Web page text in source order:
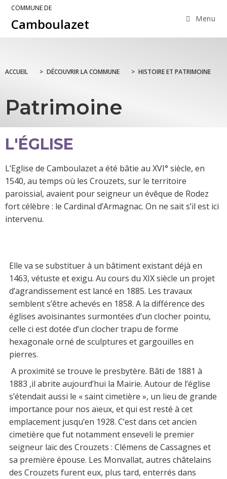
COMMUNE DE
Camboulazet Menu
ACCUEIL > DÉCOUVRIR LA COMMUNE > HISTOIRE ET PATRIMOINE
Patrimoine
L'ÉGLISE
L’Eglise de Camboulazet a été bâtie au XVI° siècle, en
1540, au temps où les Crouzets, sur le territoire
paroissial, avaient pour seigneur un évêque de Rodez
fort célèbre : le Cardinal d’Armagnac. On ne sait s’il est ici
intervenu.
Elle va se substituer à un bâtiment existant déjà en
1463, vétuste et exigu. Au cours du XIX siècle un projet
d’agrandissement est lancé en 1885. Les travaux
semblent s’être achevés en 1858. A la différence des
églises avoisinantes surmontées d’un clocher pointu,
celle ci est dotée d’un clocher trapu de forme
hexagonale orné de sculptures et gargouilles en
pierres.
A proximité se trouve le presbytère. Bâti de 1881 à
1883 ,il abrite aujourd’hui la Mairie. Autour de l’église
s’étendait aussi le « saint cimetière », un lieu de grande
importance pour nos aïeux, et qui est resté à cet
emplacement jusqu’en 1928. C’est dans cet ancien
cimetière que fut notamment enseveli le premier
seigneur laïc des Crouzets : Clémens de Cassagnes et
sa première épouse. Les Monvallat, autres châtelains
des Crouzets furent eux, plus tard, enterrés dans